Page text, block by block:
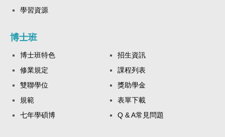
學習資源
博士班
博士班特色
招生資訊
修業規定
課程列表
雙聯學位
獎助學金
規範
表單下載
七年學碩博
Q & A常見問題